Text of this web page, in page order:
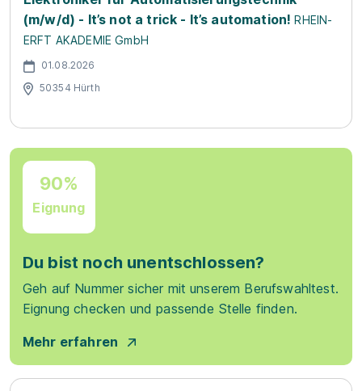
(m/w/d) - It’s not a trick - It’s automation! RHEIN-
ERFT AKADEMIE GmbH
01.08.2026
50354 Hürth
90%
Eignung
Du bist noch unentschlossen?
Geh auf Nummer sicher mit unserem Berufswahltest.
Eignung checken und passende Stelle finden.
Mehr erfahren